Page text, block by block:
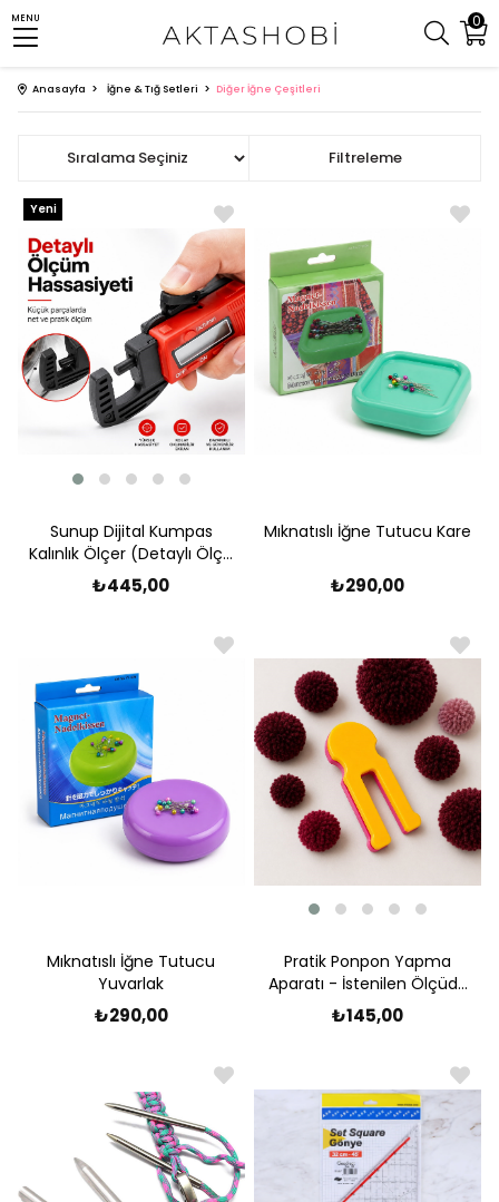
0
MENU
Anasayfa İğne & Tığ Setleri Diğer İğne Çeşitleri
Filtreleme
Sıralama
Sunup Dijital Kumpas
Kalınlık Ölçer (Detaylı Ölçü
Aleti)
₺445,00
Yeni
Mıknatıslı İğne Tutucu Kare
₺290,00
Mıknatıslı İğne Tutucu
Yuvarlak
₺290,00
Pratik Ponpon Yapma
Aparatı - İstenilen Ölçüde
Yapma İmkanı
₺145,00